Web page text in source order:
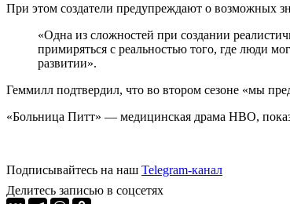
При этом создатели предупреждают о возможных
«Одна из сложностей при создании
примиряться с реальностью того, где люди
развитии».
Геммилл подтвердил, что во втором сезоне «мы
«Больница Питт» — медицинская драма HBO,
Подписывайтесь на наш Telegram-канал
Делитесь записью в соцсетях